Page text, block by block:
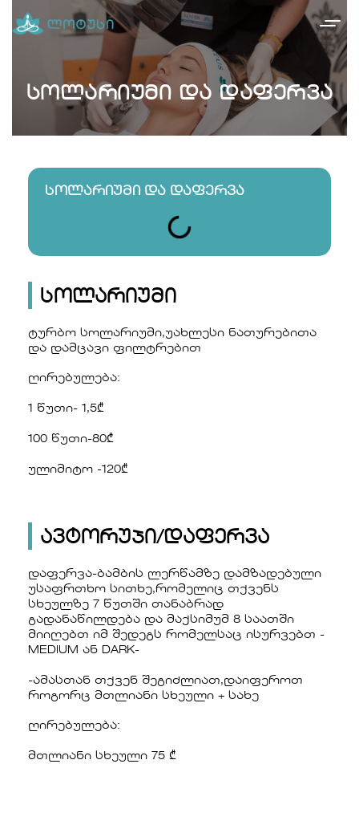
სოლარიუმი და დაფერვა
სოლარიუმი
ტურბო სოლარიუმი,უახლესი ნათურებითა
და დამცავი ფილტრებით
ღირებულება:
1 წუთი- 1,5₾
100 წუთი-80₾
ულიმიტო -120₾
ავტორუჯი/დაფერვა
დაფერვა-ბამბის ლერწამზე დამზადებული
უსაფრთხო სითხე,რომელიც თქვენს
სხეულზე 7 წუთში თანაბრად
გადანაწილდება და მაქსიმუმ 8 საათში
მიიღებთ იმ შედეგს რომელსაც ისურვებთ -
MEDIUM ან DARK-
-ამასთან თქვენ შეგიძლიათ,დაიფეროთ
როგორც მთლიანი სხეული + სახე
ღირებულება:
მთლიანი სხეული 75 ₾
სოლარიუმი და დაფერვა